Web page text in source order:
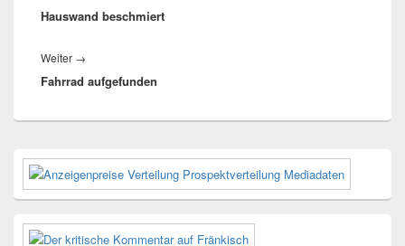
Beitrag:
Hauswand beschmiert
Weiter →
Beitrag:
Fahrrad aufgefunden
Primärer
Seitenleisten-
Widgetbereich